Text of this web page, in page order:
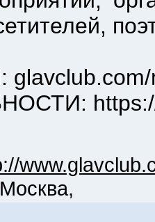
https://
Москва,